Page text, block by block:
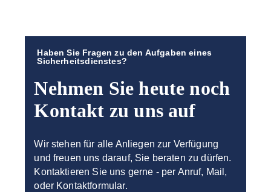
Haben Sie Fragen zu den Aufgaben eines
Sicherheitsdienstes?
Nehmen Sie heute noch
Kontakt zu uns auf
Wir stehen für alle Anliegen zur Verfügung
und freuen uns darauf, Sie beraten zu dürfen.
Kontaktieren Sie uns gerne - per Anruf, Mail,
oder Kontaktformular.